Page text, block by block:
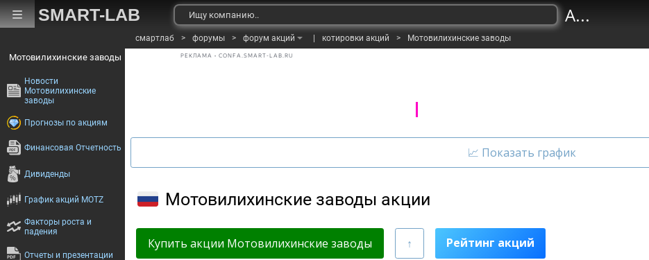
смартлаб > форумы > форум акций котировки акций > Мотовилихинские заводы
РЕКЛАМА • CONFA.SMART-LAB.RU
Мотовилихинские заводы акции
Купить акции Мотовилихинские заводы Рейтинг акций
Мотовилихинские заводы
Новости
Мотовилихинские
заводы
Прогнозы по акциям
Финансовая Отчетность
Дивиденды
График акций MOTZ
Факторы роста и
падения
Отчеты и презентации
SMART-LAB A...